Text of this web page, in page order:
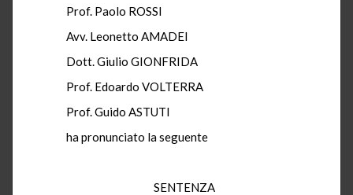
Prof. Paolo ROSSI
Avv. Leonetto AMADEI
Dott. Giulio GIONFRIDA
Prof. Edoardo VOLTERRA
Prof. Guido ASTUTI
ha pronunciato la seguente
SENTENZA